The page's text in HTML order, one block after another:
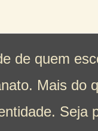
de quem
Mais do
Seja